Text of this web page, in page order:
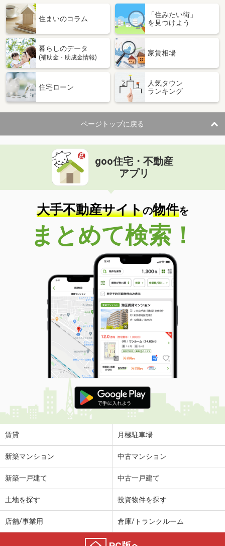
住まいのコラム
「住みたい街」
を見つけよう
暮らしのデータ
(補助金・助成金情報)
家賃相場
住宅ローン
人気タウン
ランキング
ページトップに戻る
goo住宅・不動産
アプリ
大手不動産サイトの物件を
まとめて検索！
賃貸 月極駐車場
新築マンション 中古マンション
新築一戸建て 中古一戸建て
土地を探す 投資物件を探す
店舗/事業用 倉庫/トランクルーム